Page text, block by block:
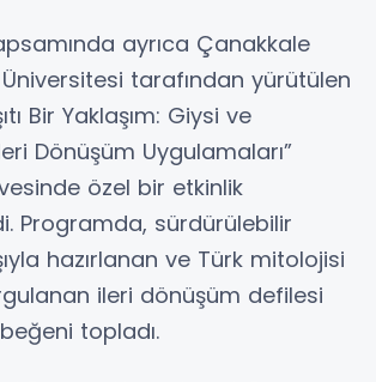
ayrıca Çanakkale
tarafından yürütülen
Bir Yaklaşım: Giysi ve
Dönüşüm Uygulamaları”
özel bir etkinlik
Programda, sürdürülebilir
hazırlanan ve Türk mitolojisi
ileri dönüşüm defilesi
topladı.